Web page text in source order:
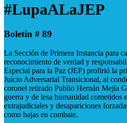
#LupaALaJEP
Boletín # 89
La Sección de Primera Instancia para
reconocimiento de verdad y
Especial para la Paz (JEP) profirió la
Juicio Adversarial Transicional, al
coronel retirado Publio Hernán Mejía
guerra y de lesa humanidad cometidos
extrajudiciales y desapariciones
como bajas en combate.